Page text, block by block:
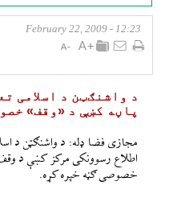
12:23 - February 22, 2009
د واشنګټن د اسلامی
پاڼه كښې د «وقف»
مجازی فضا ډله: د واشنګټن د
اطلاع رسوونكی مركز كښې د
خصوصی ګڼه خپره كړه.